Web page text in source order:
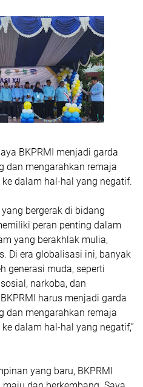
BKPRMI menjadi garda
dan mengarahkan remaja
dalam hal-hal yang negatif.
bergerak di bidang
peran penting dalam
yang berakhlak mulia,
Di era globalisasi ini, banyak
generasi muda, seperti
narkoba, dan
harus menjadi garda
dan mengarahkan remaja
dalam hal-hal yang negatif,”
yang baru, BKPRMI